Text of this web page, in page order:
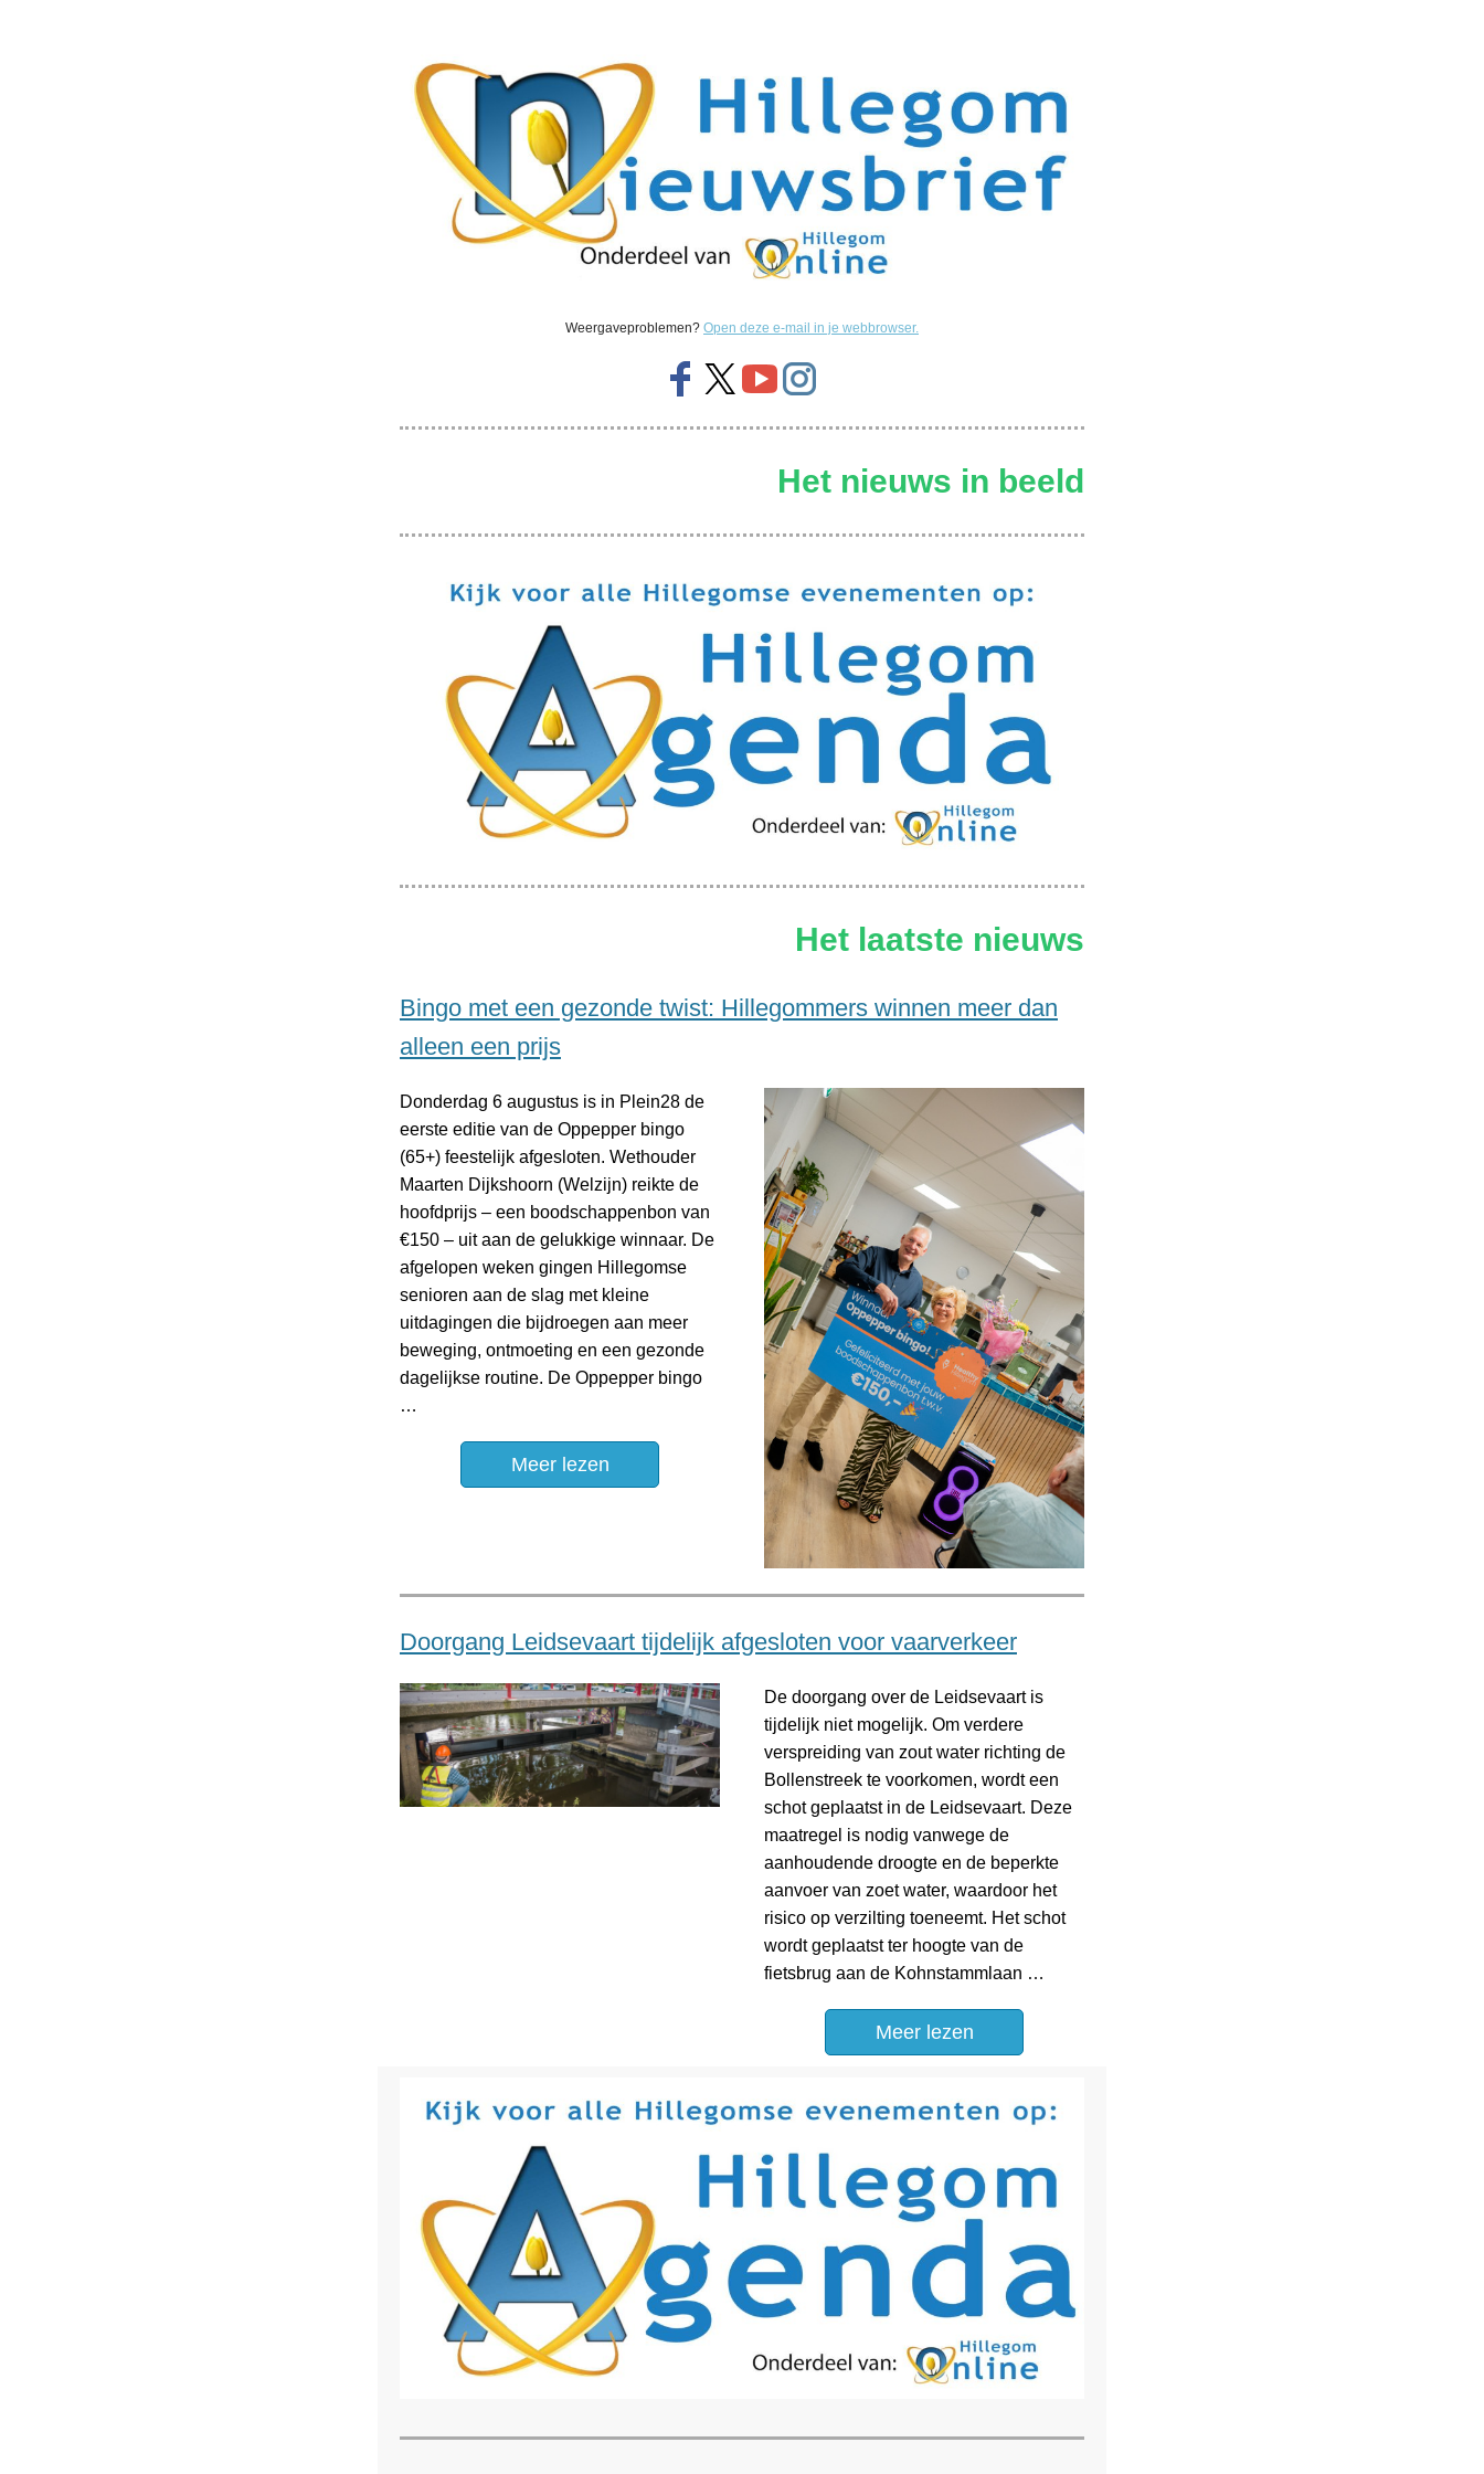
Weergaveproblemen? Open deze e-mail in je webbrowser.
Het nieuws in beeld
Het laatste nieuws
Bingo met een gezonde twist: Hillegommers winnen meer dan
alleen een prijs
Donderdag 6 augustus is in Plein28 de
eerste editie van de Oppepper bingo
(65+) feestelijk afgesloten. Wethouder
Maarten Dijkshoorn (Welzijn) reikte de
hoofdprijs – een boodschappenbon van
€150 – uit aan de gelukkige winnaar. De
afgelopen weken gingen Hillegomse
senioren aan de slag met kleine
uitdagingen die bijdroegen aan meer
beweging, ontmoeting en een gezonde
dagelijkse routine. De Oppepper bingo
…
Meer lezen
Doorgang Leidsevaart tijdelijk afgesloten voor vaarverkeer
De doorgang over de Leidsevaart is
tijdelijk niet mogelijk. Om verdere
verspreiding van zout water richting de
Bollenstreek te voorkomen, wordt een
schot geplaatst in de Leidsevaart. Deze
maatregel is nodig vanwege de
aanhoudende droogte en de beperkte
aanvoer van zoet water, waardoor het
risico op verzilting toeneemt. Het schot
wordt geplaatst ter hoogte van de
fietsbrug aan de Kohnstammlaan …
Meer lezen